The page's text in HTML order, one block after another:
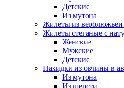
Детские
Из мутона
Жилеты из верблюжьей
Жилеты стеганые с
Женские
Мужские
Детские
Накидки из овчины в
Из мутона
Из шерсти